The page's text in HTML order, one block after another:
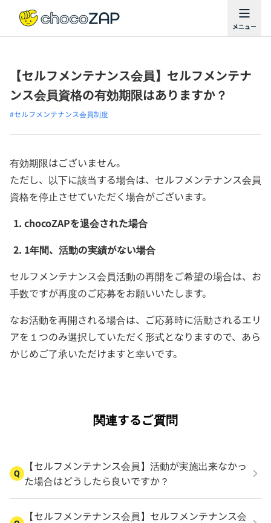
【セルフメンテナンス会員】セルフメンテナ
ンス会員資格の有効期限はありますか？
#セルフメンテナンス会員制度
有効期限はございません。
ただし、以下に該当する場合は、セルフメンテナンス会員
資格を停止させていただく場合がございます。
chocoZAPを退会された場合
1年間、活動の実績がない場合
セルフメンテナンス会員活動の再開をご希望の場合は、お
手数ですが再度のご応募をお願いいたします。
なお活動を再開される場合は、ご応募時に活動されるエリ
アを１つのみ選択していただく形式となりますので、あら
かじめご了承いただけますと幸いです。
関連するご質問
Q
【セルフメンテナンス会員】活動が実施出来なかっ
た場合はどうしたら良いですか？
【セルフメンテナンス会員】セルフメンテナンス会